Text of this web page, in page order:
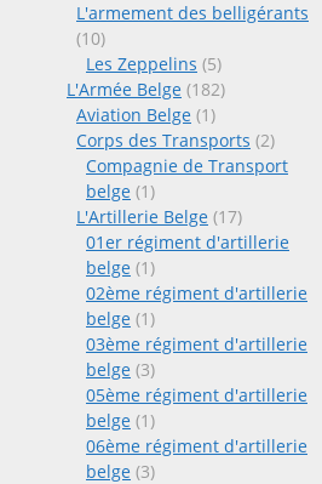
L'armement des belligérants
(10)
Les Zeppelins (5)
L'Armée Belge (182)
Aviation Belge (1)
Corps des Transports (2)
Compagnie de Transport
belge (1)
L'Artillerie Belge (17)
01er régiment d'artillerie
belge (1)
02ème régiment d'artillerie
belge (1)
03ème régiment d'artillerie
belge (3)
05ème régiment d'artillerie
belge (1)
06ème régiment d'artillerie
belge (3)